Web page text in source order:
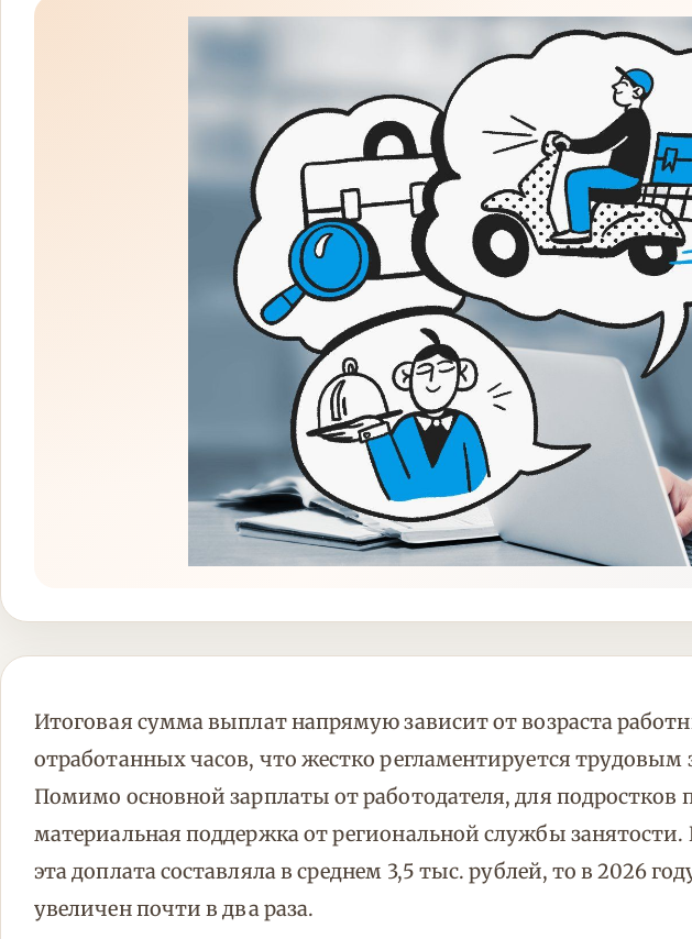
Итоговая сумма выплат напрямую зависит от возраста
отработанных часов, что жестко регламентируется трудовым
Помимо основной зарплаты от работодателя, для подростков
материальная поддержка от региональной службы
эта доплата составляла в среднем 3,5 тыс. рублей, то в 2026
увеличен почти в два раза.